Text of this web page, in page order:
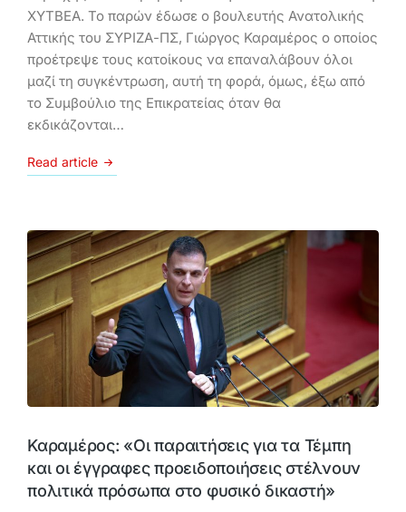
ΧΥΤΒΕΑ. Το παρών έδωσε ο βουλευτής Ανατολικής
Αττικής του ΣΥΡΙΖΑ-ΠΣ, Γιώργος Καραμέρος ο οποίος
προέτρεψε τους κατοίκους να επαναλάβουν όλοι
μαζί τη συγκέντρωση, αυτή τη φορά, όμως, έξω από
το Συμβούλιο της Επικρατείας όταν θα
εκδικάζονται…
Read article
Καραμέρος: «Οι παραιτήσεις για τα Τέμπη
και οι έγγραφες προειδοποιήσεις στέλνουν
πολιτικά πρόσωπα στο φυσικό δικαστή»